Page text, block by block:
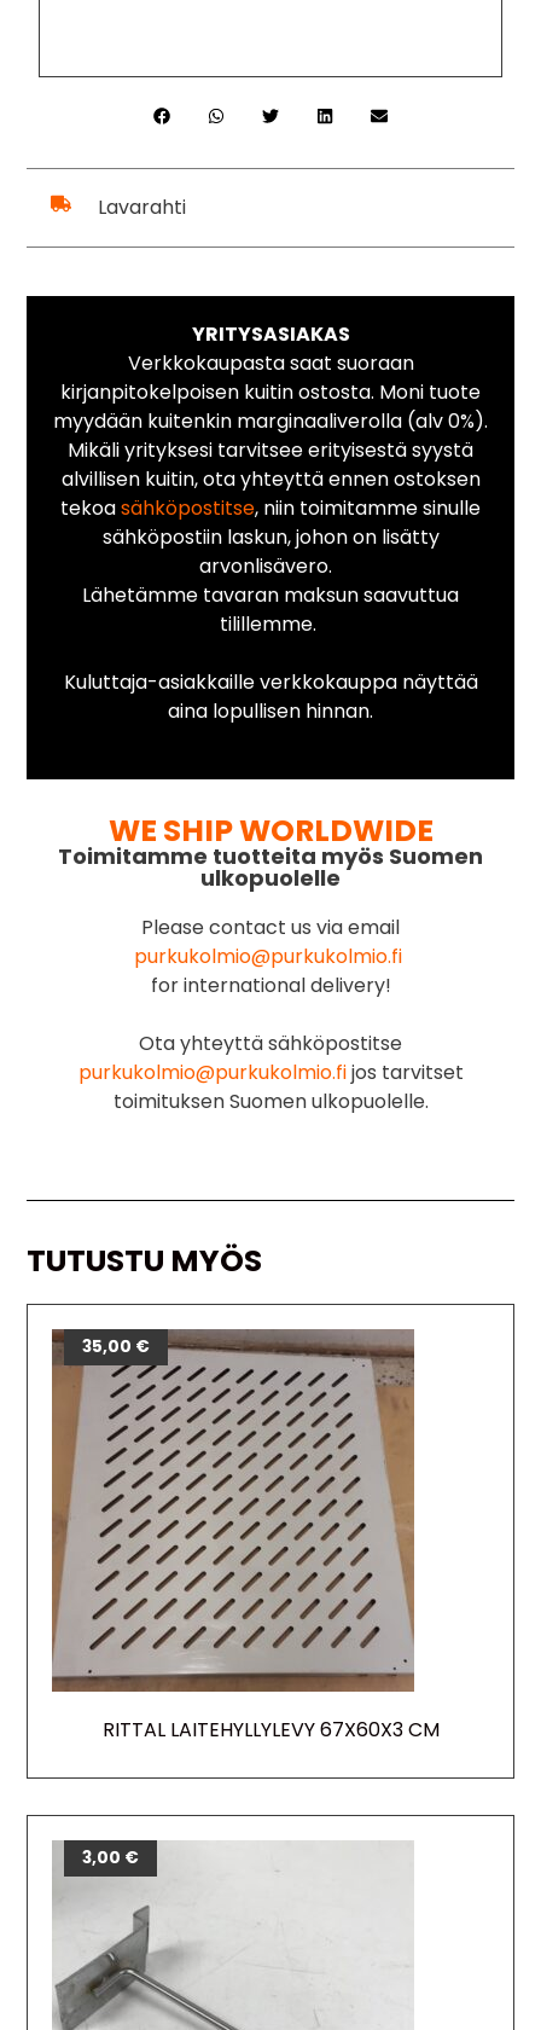
Lavarahti
YRITYSASIAKAS
Verkkokaupasta saat suoraan
kirjanpitokelpoisen kuitin ostosta. Moni tuote
myydään kuitenkin marginaaliverolla (alv 0%).
Mikäli yrityksesi tarvitsee erityisestä syystä
alvillisen kuitin, ota yhteyttä ennen ostoksen
tekoasähköpostitse, niin toimitamme sinulle
sähköpostiin laskun, johon on lisätty
arvonlisävero.
Lähetämme tavaran maksun saavuttua
tilillemme.
Kuluttaja-asiakkaille verkkokauppa näyttää
aina lopullisen hinnan.
WE SHIP WORLDWIDE
Toimitamme tuotteita myös Suomen
ulkopuolelle
Please contact us via email
purkukolmio@purkukolmio.fi
for international delivery!
Ota yhteyttä sähköpostitse
purkukolmio@purkukolmio.fijos tarvitset
toimituksen Suomen ulkopuolelle.
TUTUSTU MYÖS
RITTAL LAITEHYLLYLEVY 67X60X3 CM
35,00 €
3,00 €